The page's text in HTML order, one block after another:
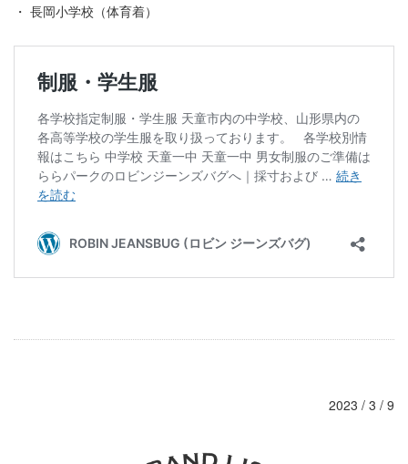
・ 長岡小学校（体育着）
2023 / 3 / 9